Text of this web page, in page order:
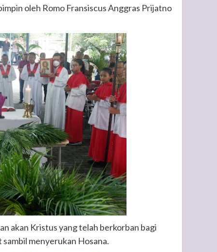
oleh Romo Fransiscus Anggras Prijatno
akan Kristus yang telah berkorban bagi
menyerukan Hosana.